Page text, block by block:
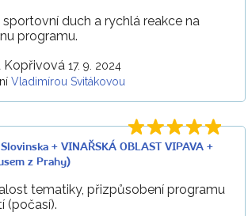
sportovní duch a rychlá reakce na
programu.
Kopřivová 17. 9. 2024
Vladimírou Svitákovou
+ VINAŘSKÁ OBLAST VIPAVA +
z Prahy)
tematiky, přizpůsobení programu
(počasí).